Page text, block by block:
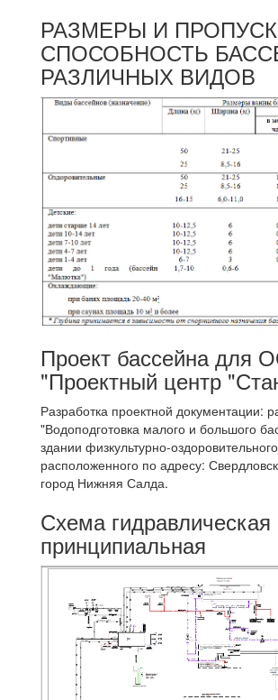
РАЗМЕРЫ И
СПОСОБНОСТЬ
РАЗЛИЧНЫХ ВИДОВ
Проект бассейна для
"Проектный центр
Разработка проектной документации:
"Водоподготовка малого и большого
здании физкультурно-
расположенного по адресу:
город Нижняя Салда.
Схема гидравлическая
принципиальная